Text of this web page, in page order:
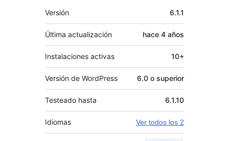
Meta
Versión 6.1.1
Última actualización hace 4 años
Instalaciones activas 10+
Versión de WordPress 6.0 o superior
Testeado hasta 6.1.10
Idiomas Ver todos los 2